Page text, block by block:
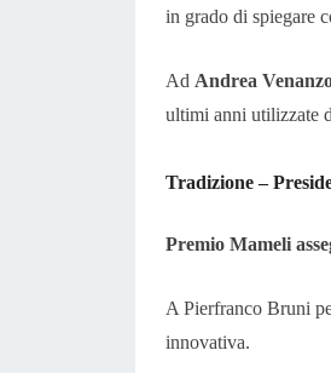
in grado di spiegare
Ad Andrea
ultimi anni utilizzate
Tradizione –
Premio Mameli
A Pierfranco Bruni
innovativa.